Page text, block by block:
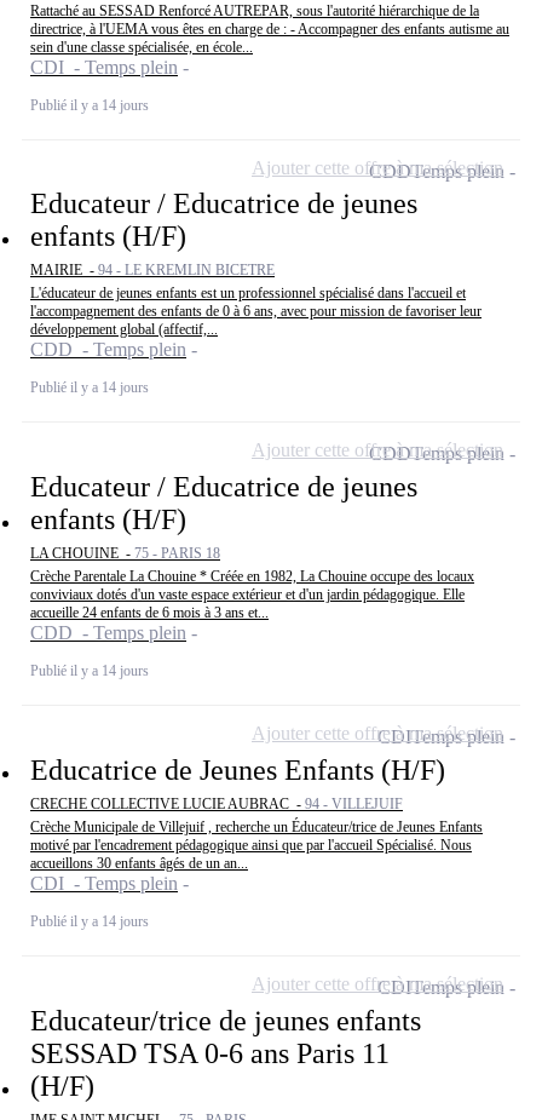
Rattaché au SESSAD Renforcé AUTREPAR, sous l'autorité hiérarchique de la
directrice, à l'UEMA vous êtes en charge de : - Accompagner des enfants autisme au
sein d'une classe spécialisée, en école...
CDI - Temps plein
Publié il y a 14 jours
Educateur / Educatrice de jeunes
enfants (H/F)
MAIRIE - 94 - LE KREMLIN BICETRE
L'éducateur de jeunes enfants est un professionnel spécialisé dans l'accueil et
l'accompagnement des enfants de 0 à 6 ans, avec pour mission de favoriser leur
développement global (affectif,...
CDD - Temps plein
Publié il y a 14 jours
CDDTemps plein
Ajouter cette offre à ma sélection
Educateur / Educatrice de jeunes
enfants (H/F)
LA CHOUINE - 75 - PARIS 18
Crèche Parentale La Chouine * Créée en 1982, La Chouine occupe des locaux
conviviaux dotés d'un vaste espace extérieur et d'un jardin pédagogique. Elle
accueille 24 enfants de 6 mois à 3 ans et...
CDD - Temps plein
Publié il y a 14 jours
CDDTemps plein
Ajouter cette offre à ma sélection
Educatrice de Jeunes Enfants (H/F)
CRECHE COLLECTIVE LUCIE AUBRAC - 94 - VILLEJUIF
Crèche Municipale de Villejuif , recherche un Éducateur/trice de Jeunes Enfants
motivé par l'encadrement pédagogique ainsi que par l'accueil Spécialisé. Nous
accueillons 30 enfants âgés de un an...
CDI - Temps plein
Publié il y a 14 jours
CDITemps plein
Ajouter cette offre à ma sélection
Educateur/trice de jeunes enfants
SESSAD TSA 0-6 ans Paris 11
(H/F)
CDITemps plein
Ajouter cette offre à ma sélection